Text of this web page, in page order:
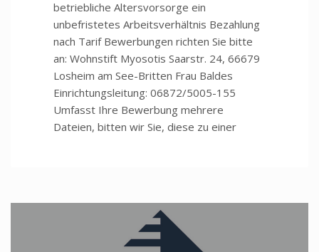
betriebliche Altersvorsorge ein
unbefristetes Arbeitsverhältnis Bezahlung
nach Tarif Bewerbungen richten Sie bitte
an: Wohnstift Myosotis Saarstr. 24, 66679
Losheim am See-Britten Frau Baldes
Einrichtungsleitung: 06872/5005-155
Umfasst Ihre Bewerbung mehrere
Dateien, bitten wir Sie, diese zu einer